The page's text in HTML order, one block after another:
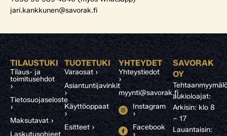
jari.kankkunen@savorak.fi
TILAUSTUKI
Tilaus- ja
toimitusehdot
›
Tietosuojaseloste
›
Maksutavat ›
Laskutusohjeet
TUOTETUKI
Varaosat ›
Asiantuntijavinkit
›
Käyttöoppaat
›
Esitteet ›
YHTEYDET
Yhteystiedot
›
myynti@savorak.fi
Instagram
›
Facebook
›
SAVORAK
OY
aukioloajat:
Arkisin: klo 8
– 17
Lauantaisin: